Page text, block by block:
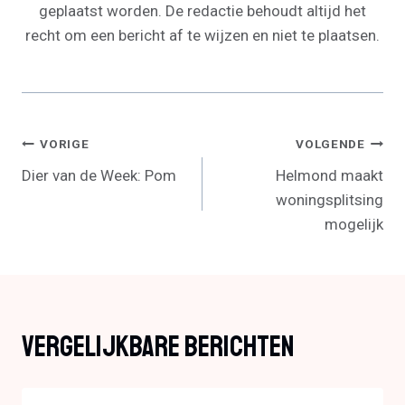
geplaatst worden. De redactie behoudt altijd het
recht om een bericht af te wijzen en niet te plaatsen.
Bericht
Navigatie
VORIGE
Dier van de Week: Pom
VOLGENDE
Helmond maakt
woningsplitsing
mogelijk
Vergelijkbare Berichten